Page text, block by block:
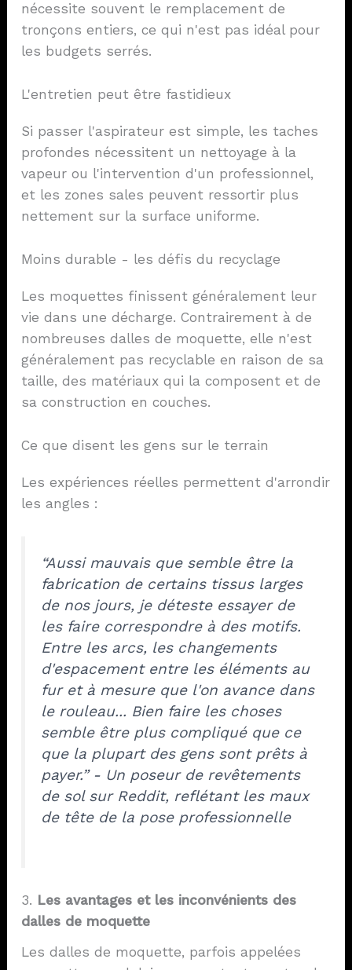
nécessite souvent le remplacement de
tronçons entiers, ce qui n'est pas idéal pour
les budgets serrés.
L'entretien peut être fastidieux
Si passer l'aspirateur est simple, les taches
profondes nécessitent un nettoyage à la
vapeur ou l'intervention d'un professionnel,
et les zones sales peuvent ressortir plus
nettement sur la surface uniforme.
Moins durable - les défis du recyclage
Les moquettes finissent généralement leur
vie dans une décharge. Contrairement à de
nombreuses dalles de moquette, elle n'est
généralement pas recyclable en raison de sa
taille, des matériaux qui la composent et de
sa construction en couches.
Ce que disent les gens sur le terrain
Les expériences réelles permettent d'arrondir
les angles :
“Aussi mauvais que semble être la
fabrication de certains tissus larges
de nos jours, je déteste essayer de
les faire correspondre à des motifs.
Entre les arcs, les changements
d'espacement entre les éléments au
fur et à mesure que l'on avance dans
le rouleau... Bien faire les choses
semble être plus compliqué que ce
que la plupart des gens sont prêts à
payer.” - Un poseur de revêtements
de sol sur Reddit, reflétant les maux
de tête de la pose professionnelle
3. Les avantages et les inconvénients des
dalles de moquette
Les dalles de moquette, parfois appelées